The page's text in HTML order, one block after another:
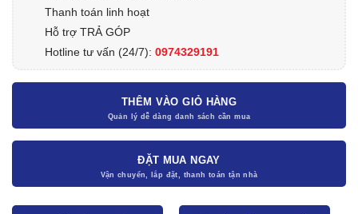
Thanh toán linh hoạt
Hỗ trợ TRẢ GÓP
Hotline tư vấn (24/7): 0974329191
THÊM VÀO GIỎ HÀNG
ĐẶT MUA NGAY